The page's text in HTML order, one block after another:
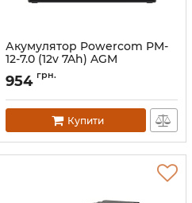
Акумулятор Powercom PM-
12-7.0 (12v 7Ah) AGM
Артикул: 10700283
954 грн.
Купити